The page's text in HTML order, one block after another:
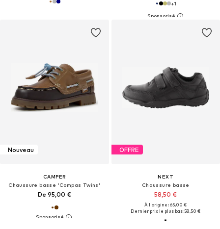
+1
Nouveau
CAMPER
Chaussure basse 'Compas Twins'
De 95,00 €
OFFRE
NEXT
Chaussure basse
58,50 €
À l'origine : 65,00 €
Dernier prix le plus bas :58,50 €